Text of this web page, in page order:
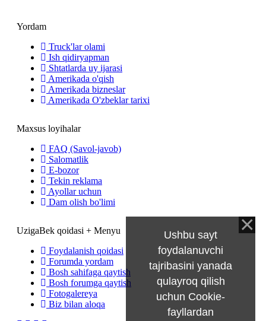
Yordam
Truck'lar olami
Ish qidiryapman
Shtatlarda uy ijarasi
Amerikada o'qish
Amerikada bizneslar
Amerikada O'zbeklar tarixi
Maxsus loyihalar
FAQ (Savol-javob)
Salomatlik
E-bozor
Tekin reklama
Ayollar uchun
Dam olish bo'limi
UzigaBek qoidasi + Menyu
Foydalanish qoidasi
Forumda yordam
Bosh sahifaga qaytish
Bosh forumga qaytish
Fotogalereya
Biz bilan aloqa
Ushbu sayt
foydalanuvchi
tajribasini yanada
qulayroq qilish
uchun Cookie-
fayllardan